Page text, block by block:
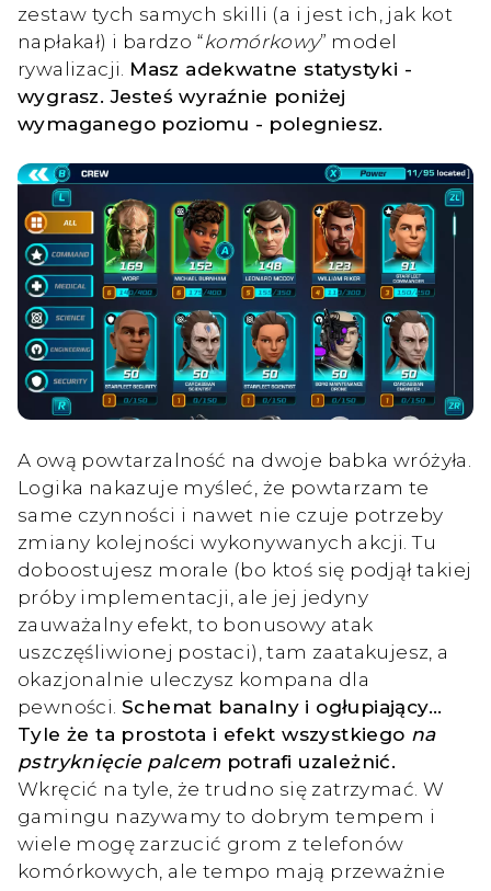
zestaw tych samych skilli (a i jest ich, jak kot
napłakał) i bardzo “komórkowy” model
rywalizacji. Masz adekwatne statystyki -
wygrasz. Jesteś wyraźnie poniżej
wymaganego poziomu - polegniesz.
A ową powtarzalność na dwoje babka wróżyła.
Logika nakazuje myśleć, że powtarzam te
same czynności i nawet nie czuje potrzeby
zmiany kolejności wykonywanych akcji. Tu
doboostujesz morale (bo ktoś się podjął takiej
próby implementacji, ale jej jedyny
zauważalny efekt, to bonusowy atak
uszczęśliwionej postaci), tam zaatakujesz, a
okazjonalnie uleczysz kompana dla
pewności. Schemat banalny i ogłupiający…
Tyle że ta prostota i efekt wszystkiego na
pstryknięcie palcem potrafi uzależnić.
Wkręcić na tyle, że trudno się zatrzymać. W
gamingu nazywamy to dobrym tempem i
wiele mogę zarzucić grom z telefonów
komórkowych, ale tempo mają przeważnie